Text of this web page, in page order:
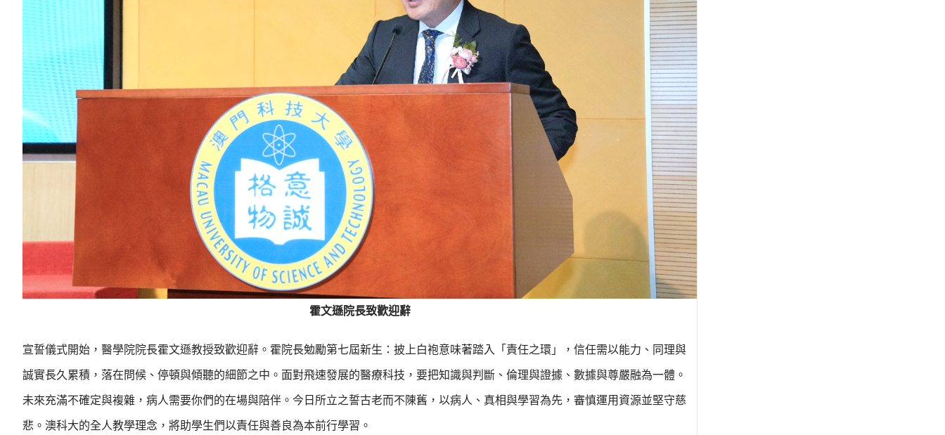
霍文遜院長致歡迎辭
宣誓儀式開始，醫學院院長霍文遜教授致歡迎辭。霍院長勉勵第七屆新生：披上白袍意味著踏入「責任之環」，信任需以能力、同理與
誠實長久累積，落在問候、停頓與傾聽的細節之中。面對飛速發展的醫療科技，要把知識與判斷、倫理與證據、數據與尊嚴融為一體。
未來充滿不確定與複雜，病人需要你們的在場與陪伴。今日所立之誓古老而不陳舊，以病人、真相與學習為先，審慎運用資源並堅守慈
悲。澳科大的全人教學理念，將助學生們以責任與善良為本前行學習。